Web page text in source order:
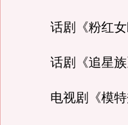
话剧《粉红女
话剧《追星族
电视剧《模特